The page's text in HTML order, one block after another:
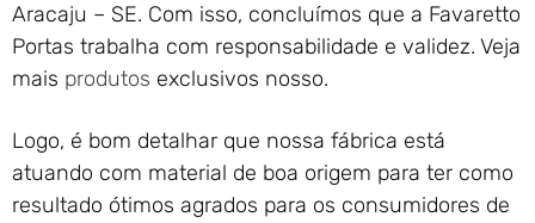
Aracaju – SE. Com isso, concluímos que a Favaretto
Portas trabalha com responsabilidade e validez. Veja
mais produtos exclusivos nosso.
Logo, é bom detalhar que nossa fábrica está
atuando com material de boa origem para ter como
resultado ótimos agrados para os consumidores de